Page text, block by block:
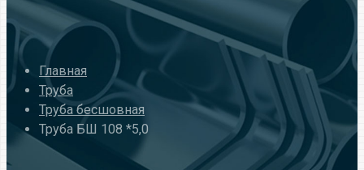
Главная
Труба
Труба бесшовная
Труба БШ 108 *5,0